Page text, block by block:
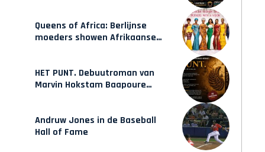
Queens of Africa: Berlijnse
moeders showen Afrikaanse
HET PUNT. Debuutroman van
Marvin Hokstam Baapoure
Andruw Jones in de Baseball
Hall of Fame